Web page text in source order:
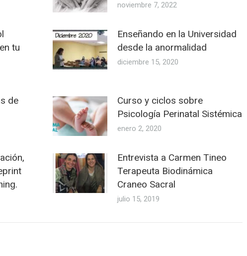
noviembre 7, 2022
tu
Enseñando en la Universidad
desde la anormalidad
diciembre 15, 2020
de
Curso y ciclos sobre
Psicología Perinatal Sistémica
enero 2, 2020
Entrevista a Carmen Tineo
Terapeuta Biodinámica
Craneo Sacral
julio 15, 2019